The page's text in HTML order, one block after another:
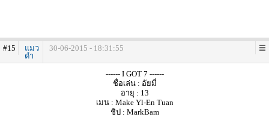
#15
แมว
ดำ
30-06-2015 - 18:31:55
------ I GOT 7 ------
ชื่อเล่น : อัยมี่
อายุ : 13
เมน : Make Yl-En Tuan
ชิป : MarkBam